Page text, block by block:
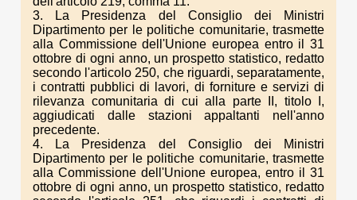
3. La Presidenza del Consiglio dei Ministri
Dipartimento per le politiche comunitarie, trasmette
alla Commissione dell'Unione europea entro il 31
ottobre di ogni anno, un prospetto statistico, redatto
secondo l'articolo 250, che riguardi, separatamente,
i contratti pubblici di lavori, di forniture e servizi di
rilevanza comunitaria di cui alla parte II, titolo I,
aggiudicati dalle stazioni appaltanti nell'anno
precedente.
4. La Presidenza del Consiglio dei Ministri
Dipartimento per le politiche comunitarie, trasmette
alla Commissione dell'Unione europea, entro il 31
ottobre di ogni anno, un prospetto statistico, redatto